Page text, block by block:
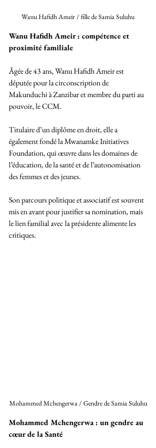
Wanu Hafidh Ameir / fille de Samia Suluhu
Wanu Hafidh Ameir : compétence et
proximité familiale
Âgée de 43 ans, Wanu Hafidh Ameir est
députée pour la circonscription de
Makunduchi à Zanzibar et membre du parti au
pouvoir, le CCM.
Titulaire d’un diplôme en droit, elle a
également fondé la Mwanamke Initiatives
Foundation, qui œuvre dans les domaines de
l’éducation, de la santé et de l’autonomisation
des femmes et des jeunes.
Son parcours politique et associatif est souvent
mis en avant pour justifier sa nomination, mais
le lien familial avec la présidente alimente les
critiques.
Mohammed Mchengerwa / Gendre de Samia Suluhu
Mohammed Mchengerwa : un gendre au
cœur de la Santé